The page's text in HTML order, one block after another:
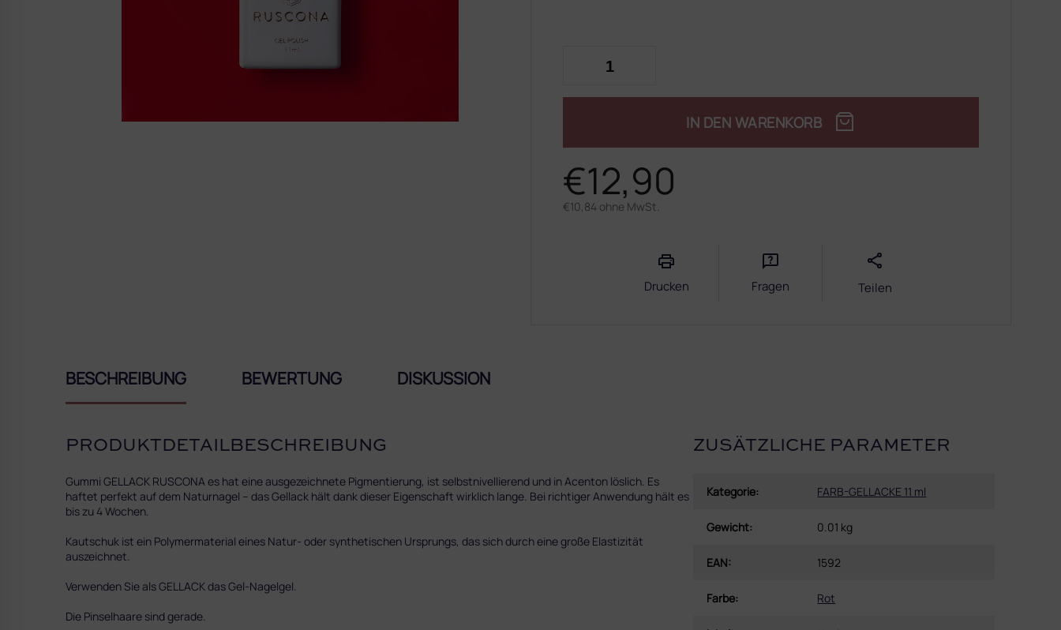
€12,90
€10,84 ohne MwSt.
IN DEN WARENKORB
Drucken Fragen Teilen
BESCHREIBUNG BEWERTUNG DISKUSSION
PRODUKTDETAILBESCHREIBUNG
Gummi GELLACK RUSCONA es hat eine ausgezeichnete Pigmentierung, ist selbstnivellierend und in Acenton löslich. Es
haftet perfekt auf dem Naturnagel – das Gellack hält dank dieser Eigenschaft wirklich lange. Bei richtiger Anwendung hält es
bis zu 4 Wochen.
Kautschuk ist ein Polymermaterial eines Natur- oder synthetischen Ursprungs, das sich durch eine große Elastizität
auszeichnet.
Verwenden Sie als GELLACK das Gel-Nagelgel.
Die Pinselhaare sind gerade.
ZUSÄTZLICHE PARAMETER
Kategorie: FARB-GELLACKE 11 ml
Gewicht: 0.01 kg
EAN: 1592
Farbe: Rot